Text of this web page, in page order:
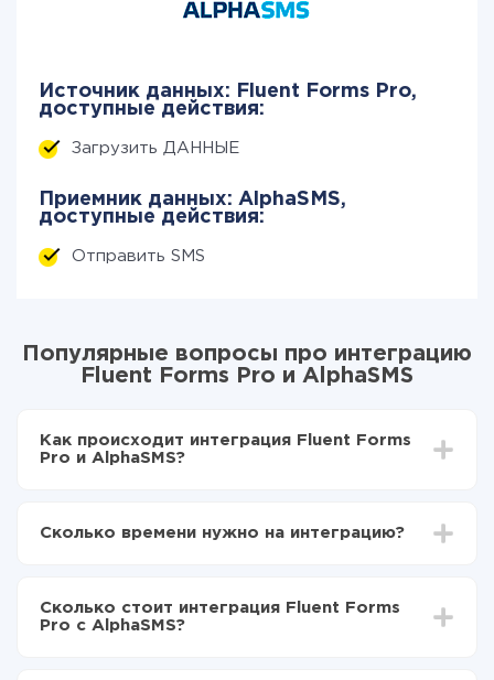
Источник данных: Fluent Forms Pro,
доступные действия:
Загрузить ДАННЫЕ
Приемник данных: AlphaSMS,
доступные действия:
Отправить SMS
Популярные вопросы про интеграцию
Fluent Forms Pro и AlphaSMS
Как происходит интеграция Fluent Forms
Pro и AlphaSMS?
Выбираете какие данные передавать из Fluent
Теперь данные будут автоматически
передаваться из Fluent Forms Pro в AlphaSMS
Сколько времени нужно на интеграцию?
отличаться и составлять от 5-ти до 30-минут. В
среднем настройка занимает 10-15 минут.
Сколько стоит интеграция Fluent Forms
Pro с AlphaSMS?